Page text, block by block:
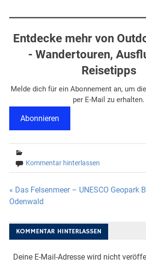
Entdecke mehr von
- Wandertouren,
Reisetipps
Melde dich für ein Abonnement an, um
per E-Mail zu erhalten.
Abonnieren
Kommentar hinterlassen
Beitragsnavigation
« Das Felsenmeer – UNESCO Geopark
Odenwald
KOMMENTAR HINTERLASSEN
Deine E-Mail-Adresse wird nicht